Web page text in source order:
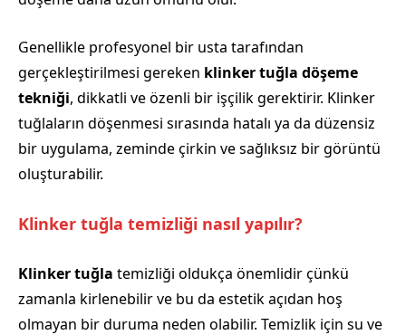
Genellikle profesyonel bir usta tarafından
gerçekleştirilmesi gereken klinker tuğla döşeme
tekniği, dikkatli ve özenli bir işçilik gerektirir. Klinker
tuğlaların döşenmesi sırasında hatalı ya da düzensiz
bir uygulama, zeminde çirkin ve sağlıksız bir görüntü
oluşturabilir.
Klinker tuğla temizliği nasıl yapılır?
Klinker tuğla temizliği oldukça önemlidir çünkü
zamanla kirlenebilir ve bu da estetik açıdan hoş
olmayan bir duruma neden olabilir. Temizlik için su ve